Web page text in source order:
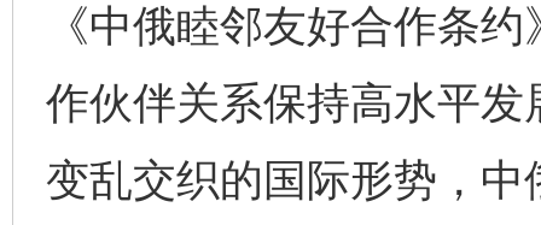
《中俄睦邻友好合作条
作伙伴关系保持高水平
变乱交织的国际形势，